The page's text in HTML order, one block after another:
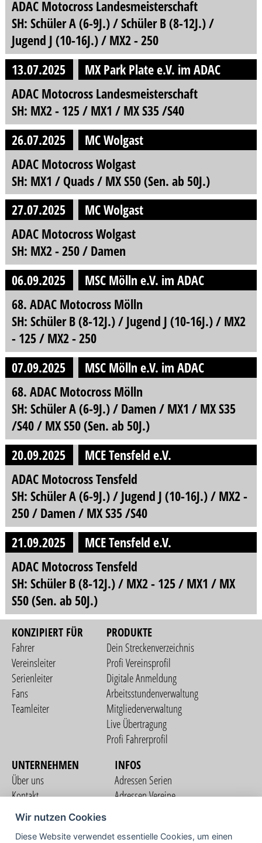
ADAC Motocross Landesmeisterschaft
SH: Schüler A (6-9J.) / Schüler B (8-12J.) /
Jugend J (10-16J.) / MX2 - 250
13.07.2025
MX Park Plate e.V. im ADAC
ADAC Motocross Landesmeisterschaft
SH: MX2 - 125 / MX1 / MX S35 /S40
26.07.2025
MC Wolgast
ADAC Motocross Wolgast
SH: MX1 / Quads / MX S50 (Sen. ab 50J.)
27.07.2025
MC Wolgast
ADAC Motocross Wolgast
SH: MX2 - 250 / Damen
06.09.2025
MSC Mölln e.V. im ADAC
68. ADAC Motocross Mölln
SH: Schüler B (8-12J.) / Jugend J (10-16J.) / MX2
- 125 / MX2 - 250
07.09.2025
MSC Mölln e.V. im ADAC
68. ADAC Motocross Mölln
SH: Schüler A (6-9J.) / Damen / MX1 / MX S35
/S40 / MX S50 (Sen. ab 50J.)
20.09.2025
MCE Tensfeld e.V.
ADAC Motocross Tensfeld
SH: Schüler A (6-9J.) / Jugend J (10-16J.) / MX2 -
250 / Damen / MX S35 /S40
21.09.2025
MCE Tensfeld e.V.
ADAC Motocross Tensfeld
SH: Schüler B (8-12J.) / MX2 - 125 / MX1 / MX
S50 (Sen. ab 50J.)
KONZIPIERT FÜR
Fahrer
Vereinsleiter
Serienleiter
Fans
Teamleiter
PRODUKTE
Dein Streckenverzeichnis
Profi Vereinsprofil
Digitale Anmeldung
Arbeitsstundenverwaltung
Mitgliederverwaltung
Live Übertragung
Profi Fahrerprofil
UNTERNEHMEN
Über uns
Kontakt
Nutzungsbedingungen
Datenschutzerklärung
INFOS
Adressen Serien
Adressen Vereine
Wir nutzen Cookies
Diese Website verwendet essentielle Cookies, um einen